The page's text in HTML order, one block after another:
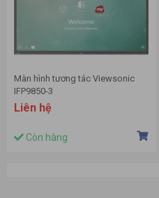
Màn hình tương tác Viewsonic
IFP9850-3
Liên hệ
Còn hàng